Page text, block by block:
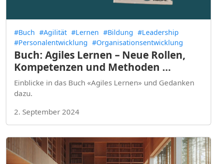
#Buch #Agilität #Lernen #Bildung #Leadership
#Personalentwicklung #Organisationsentwicklung
Buch: Agiles Lernen – Neue Rollen,
Kompetenzen und Methoden …
Einblicke in das Buch «Agiles Lernen» und Gedanken
dazu.
2. September 2024